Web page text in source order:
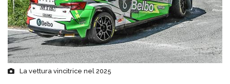
La vettura vincitrice nel 2025